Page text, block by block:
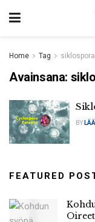
Home Tag
Avainsana:
BY
FEATURED